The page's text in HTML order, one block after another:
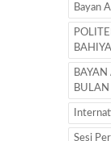
Bayan
BULAN
Sesi